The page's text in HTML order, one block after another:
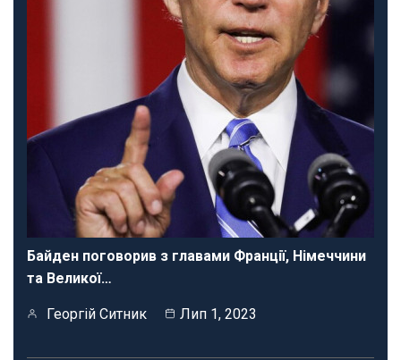
Байден поговорив з главами Франції, Німеччини
та Великої…
Георгій Ситник Лип 1, 2023